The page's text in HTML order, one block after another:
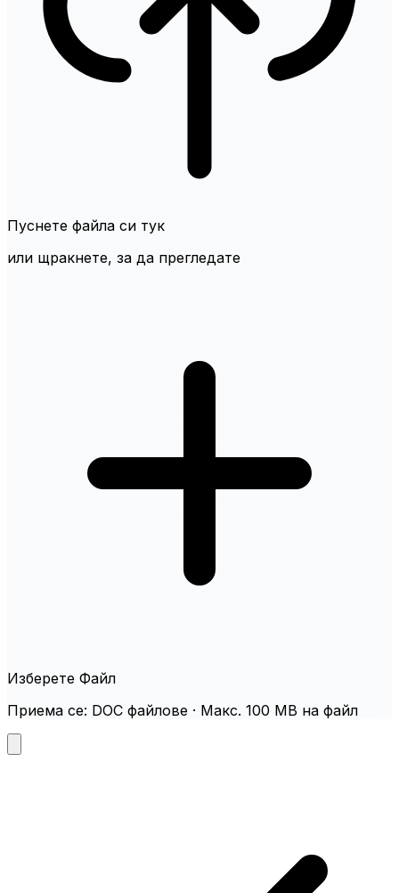
Пуснете файла си тук
или щракнете, за да прегледате
Изберете Файл
Приема се: DOC файлове · Макс. 100 MB на файл